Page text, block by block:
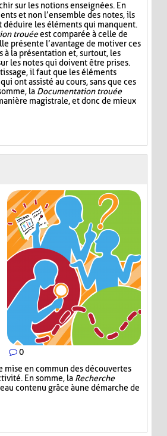
sur les notions enseignées. En
et non l’ensemble des notes, ils
déduire les éléments qui manquent.
trouéeest comparée à celle de
présente l’avantage de motiver ces
à la présentation et, surtout, les
les notes qui doivent être prises.
il faut que les éléments
ont assisté au cours, sans que ces
la Documentation trouée
magistrale, et donc de mieux
0
en commun des découvertes
En somme, la Recherche
contenu grâce à une démarche de